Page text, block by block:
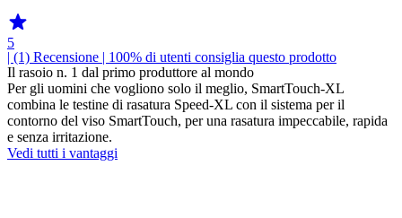
5
| (1) Recensione | 100% di utenti consiglia questo prodotto
Il rasoio n. 1 dal primo produttore al mondo
Per gli uomini che vogliono solo il meglio, SmartTouch-XL
combina le testine di rasatura Speed-XL con il sistema per il
contorno del viso SmartTouch, per una rasatura impeccabile, rapida
e senza irritazione.
Vedi tutti i vantaggi